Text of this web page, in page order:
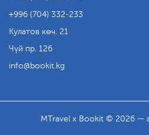
+996 (704) 332-233
Кулатов көч. 21
Чүй пр. 126
info
bookit.kg
MTravel x Bookit © 2026 —